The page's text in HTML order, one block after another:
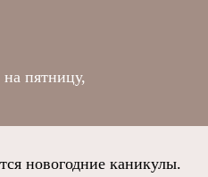
на пятницу,
новогодние каникулы.